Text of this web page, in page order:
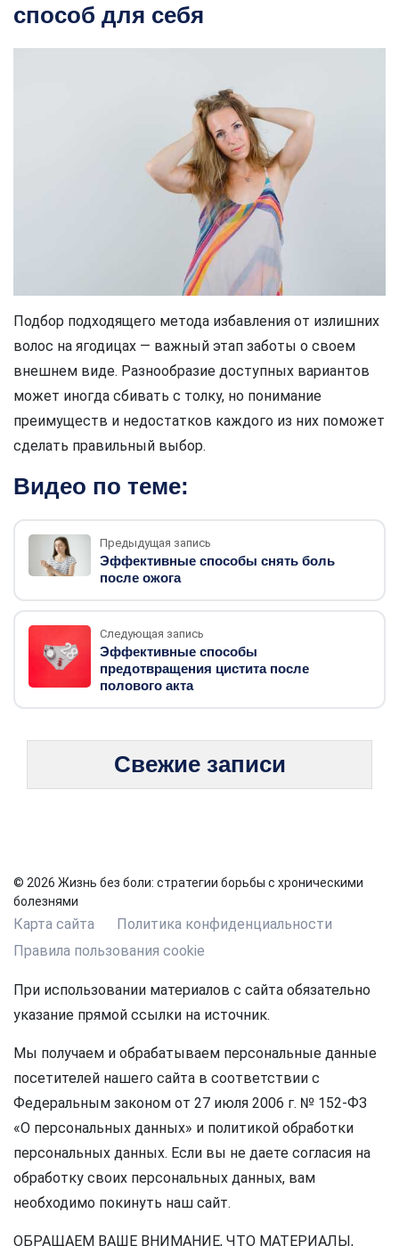
способ для себя
Подбор подходящего метода избавления от излишних
волос на ягодицах — важный этап заботы о своем
внешнем виде. Разнообразие доступных вариантов
может иногда сбивать с толку, но понимание
преимуществ и недостатков каждого из них поможет
сделать правильный выбор.
Видео по теме:
Предыдущая запись
Эффективные способы снять боль
после ожога
Следующая запись
Эффективные способы
предотвращения цистита после
полового акта
Свежие записи
© 2026 Жизнь без боли: стратегии борьбы с хроническими
болезнями
Карта сайта
Политика конфиденциальности
Правила пользования cookie
При использовании материалов с сайта обязательно
указание прямой ссылки на источник.
Мы получаем и обрабатываем персональные данные
посетителей нашего сайта в соответствии с
Федеральным законом от 27 июля 2006 г. № 152-ФЗ
«О персональных данных» и политикой обработки
персональных данных. Если вы не даете согласия на
обработку своих персональных данных, вам
необходимо покинуть наш сайт.
ОБРАЩАЕМ ВАШЕ ВНИМАНИЕ, ЧТО МАТЕРИАЛЫ,